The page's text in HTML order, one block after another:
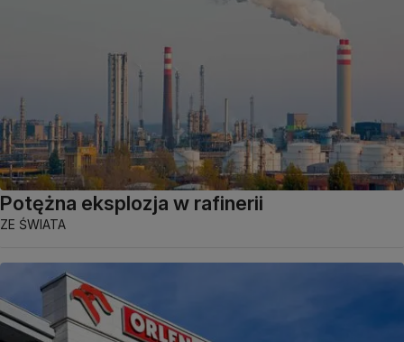
Potężna eksplozja w rafinerii
ZE ŚWIATA